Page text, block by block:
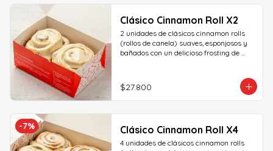
Clásico Cinnamon Roll X2
2 unidades de clásicos cinnamon rolls
(rollos de canela) suaves, esponjosos y
bañados con un delicioso frosting de
$27.800
-7% Clásico Cinnamon Roll X4
4 unidades de clásicos cinnamon rolls